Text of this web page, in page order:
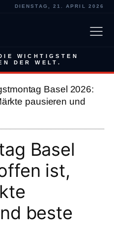
DIENSTAG, 21. APRIL 2026
WICHTIGSTEN
DER WELT.
Basel 2026:
pausieren und
Basel
ist,
beste